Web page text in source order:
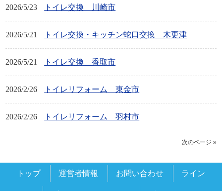
2026/5/23 トイレ交換 川崎市
2026/5/21 トイレ交換・キッチン蛇口交換 木更津
2026/5/21 トイレ交換 香取市
2026/2/26 トイレリフォーム 東金市
2026/2/26 トイレリフォーム 羽村市
次のページ »
トップ 運営者情報 お問い合わせ ライン